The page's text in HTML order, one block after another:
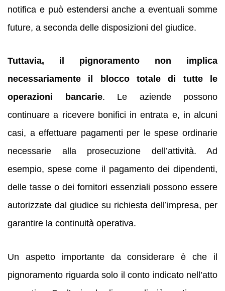
notifica e può estendersi anche a eventuali somme
future, a seconda delle disposizioni del giudice.
Tuttavia, il pignoramento non implica
necessariamente il blocco totale di tutte le
operazioni bancarie. Le aziende possono
continuare a ricevere bonifici in entrata e, in alcuni
casi, a effettuare pagamenti per le spese ordinarie
necessarie alla prosecuzione dell’attività. Ad
esempio, spese come il pagamento dei dipendenti,
delle tasse o dei fornitori essenziali possono essere
autorizzate dal giudice su richiesta dell’impresa, per
garantire la continuità operativa.
Un aspetto importante da considerare è che il
pignoramento riguarda solo il conto indicato nell’atto